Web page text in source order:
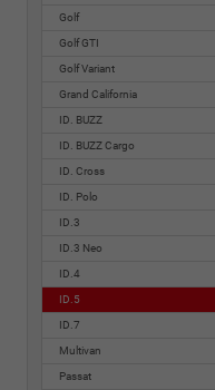
Golf
Golf GTI
Golf Variant
Grand California
ID. BUZZ
ID. BUZZ Cargo
ID. Cross
ID. Polo
ID.3
ID.3 Neo
ID.4
ID.5
ID.7
Multivan
Passat